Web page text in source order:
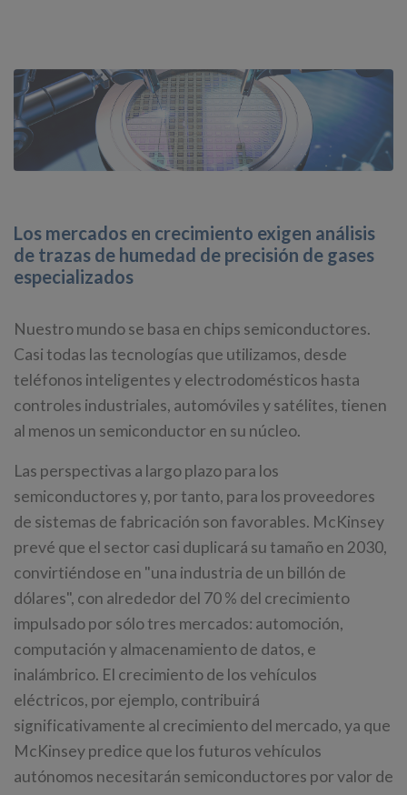
Los mercados en crecimiento exigen análisis
de trazas de humedad de precisión de gases
especializados
Nuestro mundo se basa en chips semiconductores.
Casi todas las tecnologías que utilizamos, desde
teléfonos inteligentes y electrodomésticos hasta
controles industriales, automóviles y satélites, tienen
al menos un semiconductor en su núcleo.
Las perspectivas a largo plazo para los
semiconductores y, por tanto, para los proveedores
de sistemas de fabricación son favorables. McKinsey
prevé que el sector casi duplicará su tamaño en 2030,
convirtiéndose en "una industria de un billón de
dólares", con alrededor del 70 % del crecimiento
impulsado por sólo tres mercados: automoción,
computación y almacenamiento de datos, e
inalámbrico. El crecimiento de los vehículos
eléctricos, por ejemplo, contribuirá
significativamente al crecimiento del mercado, ya que
McKinsey predice que los futuros vehículos
autónomos necesitarán semiconductores por valor de